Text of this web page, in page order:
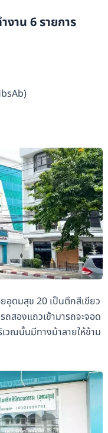
าน 6 รายการ
อุดมสุข 20 เป็นตึกสีเขียว
สองแถวเข้ามารถจะจอด
วณนั้นมีทางม้าลายให้ข้าม